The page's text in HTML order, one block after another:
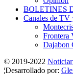
BOLETINES
Canales de TV
Frontera
Dajabon
© 2019-2022
¦Desarrollado por: